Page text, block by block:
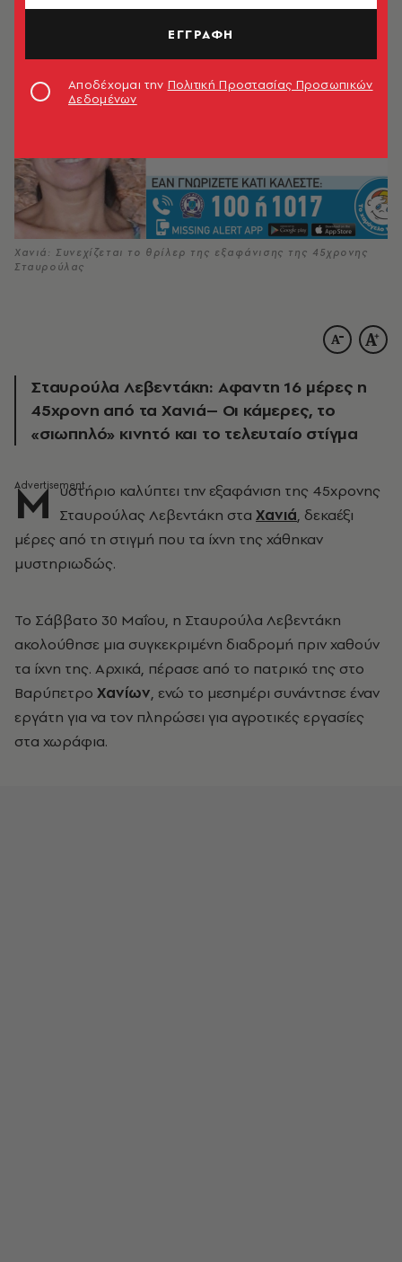
Χανιά: Συνεχίζεται το θρίλερ της εξαφάνισης της 45χρονης
Σταυρούλας
Σταυρούλα Λεβεντάκη: Αφαντη 16 μέρες η
45χρονη από τα Χανιά– Οι κάμερες, το
«σιωπηλό» κινητό και το τελευταίο στίγμα
Μ υστήριο καλύπτει την εξαφάνιση της 45χρονης
Σταυρούλας Λεβεντάκη στα Χανιά, δεκαέξι
μέρες από τη στιγμή που τα ίχνη της χάθηκαν
μυστηριωδώς.
Το Σάββατο 30 Μαΐου, η Σταυρούλα Λεβεντάκη
ακολούθησε μια συγκεκριμένη διαδρομή πριν χαθούν
τα ίχνη της. Αρχικά, πέρασε από το πατρικό της στο
Βαρύπετρο Χανίων, ενώ το μεσημέρι συνάντησε έναν
εργάτη για να τον πληρώσει για αγροτικές εργασίες
στα χωράφια.
ΕΓΓΡΑΦΗ
Αποδέχομαι την Πολιτική Προστασίας Προσωπικών
Δεδομένων